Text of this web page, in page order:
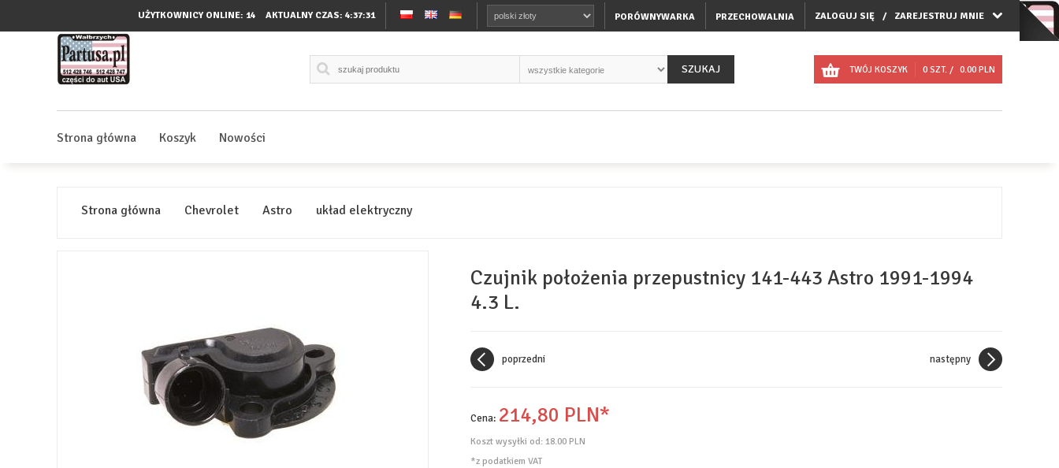
UŻYTKOWNICY ONLINE: 14 AKTUALNY CZAS: 4:37:31 PORÓWNYWARKA PRZECHOWALNIA ZALOGUJ SIĘ ZAREJESTRUJ MNIE
SZUKAJ TWÓJ KOSZYK 0 SZT. / 0.00 PLN
Strona główna Koszyk Nowości
Strona główna Chevrolet Astro układ elektryczny
Czujnik położenia przepustnicy 141-443 Astro 1991-1994
4.3 L.
poprzedni następny
Cena: 214,80 PLN*
Koszt wysyłki od: 18.00 PLN
*z podatkiem VAT